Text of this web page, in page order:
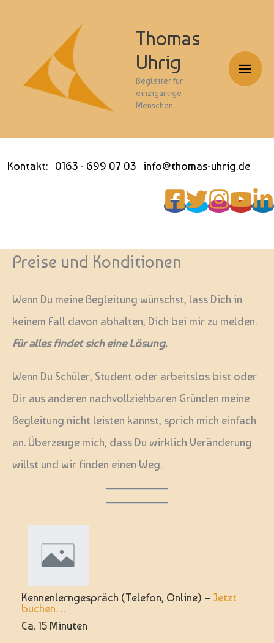
Thomas
Uhrig
Begleiter für
einzigartige
Menschen
Kontakt: 0163 - 699 07 03 info@thomas-uhrig.de
Preise und Konditionen
Wenn Du meine Begleitung wünschst, lass Dich in
keinem Fall davon abhalten, Dich bei mir zu melden.
Für alles findet sich eine Lösung.
Wenn Du Schüler, Student oder arbeitslos bist oder
Dir aus anderen nachvollziehbaren Gründen meine
Begleitung nicht leisten kannst, sprich mich einfach
an. Überzeuge mich, dass Du wirklich Veränderung
willst und wir finden einen Weg.
Kennenlerngespräch (Telefon, Online) – Jetzt
buchen…
Ca. 15 Minuten